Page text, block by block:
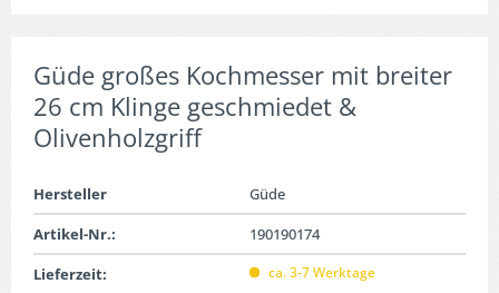
Güde großes Kochmesser mit breiter
26 cm Klinge geschmiedet &
Olivenholzgriff
Hersteller
Güde
Artikel-Nr.:
190190174
Lieferzeit:
ca. 3-7 Werktage